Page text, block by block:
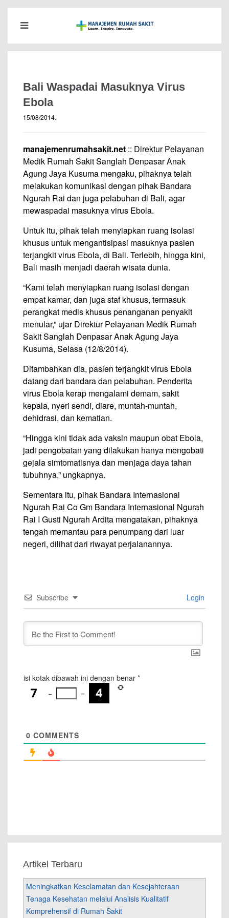
Bali Waspadai Masuknya Virus
Ebola
15/08/2014.
manajemenrumahsakit.net :: Direktur Pelayanan
Medik Rumah Sakit Sanglah Denpasar Anak
Agung Jaya Kusuma mengaku, pihaknya telah
melakukan komunikasi dengan pihak Bandara
Ngurah Rai dan juga pelabuhan di Bali, agar
mewaspadai masuknya virus Ebola.
Untuk itu, pihak telah menyiapkan ruang isolasi
khusus untuk mengantisipasi masuknya pasien
terjangkit virus Ebola, di Bali. Terlebih, hingga kini,
Bali masih menjadi daerah wisata dunia.
“Kami telah menyiapkan ruang isolasi dengan
empat kamar, dan juga staf khusus, termasuk
perangkat medis khusus penanganan penyakit
menular,” ujar Direktur Pelayanan Medik Rumah
Sakit Sanglah Denpasar Anak Agung Jaya
Kusuma, Selasa (12/8/2014).
Ditambahkan dia, pasien terjangkit virus Ebola
datang dari bandara dan pelabuhan. Penderita
virus Ebola kerap mengalami demam, sakit
kepala, nyeri sendi, diare, muntah-muntah,
dehidrasi, dan kematian.
“Hingga kini tidak ada vaksin maupun obat Ebola,
jadi pengobatan yang dilakukan hanya mengobati
gejala simtomatisnya dan menjaga daya tahan
tubuhnya,” ungkapnya.
Sementara itu, pihak Bandara Internasional
Ngurah Rai Co Gm Bandara Internasional Ngurah
Rai I Gusti Ngurah Ardita mengatakan, pihaknya
tengah memantau para penumpang dari luar
negeri, dilihat dari riwayat perjalanannya.
Subscribe Login
isi kotak dibawah ini dengan benar *
−
=
0 COMMENTS
Artikel Terbaru
Meningkatkan Keselamatan dan Kesejahteraan
Tenaga Kesehatan melalui Analisis Kualitatif
Komprehensif di Rumah Sakit